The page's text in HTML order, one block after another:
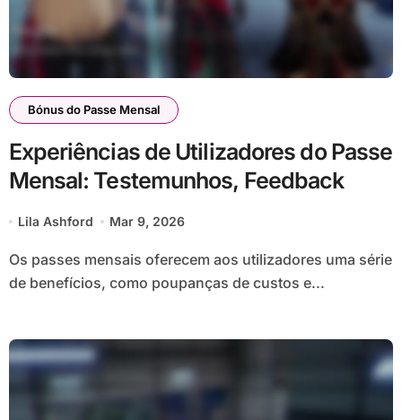
Bónus do Passe Mensal
Experiências de Utilizadores do Passe
Mensal: Testemunhos, Feedback
Lila Ashford Mar 9, 2026
Os passes mensais oferecem aos utilizadores uma série
de benefícios, como poupanças de custos e...